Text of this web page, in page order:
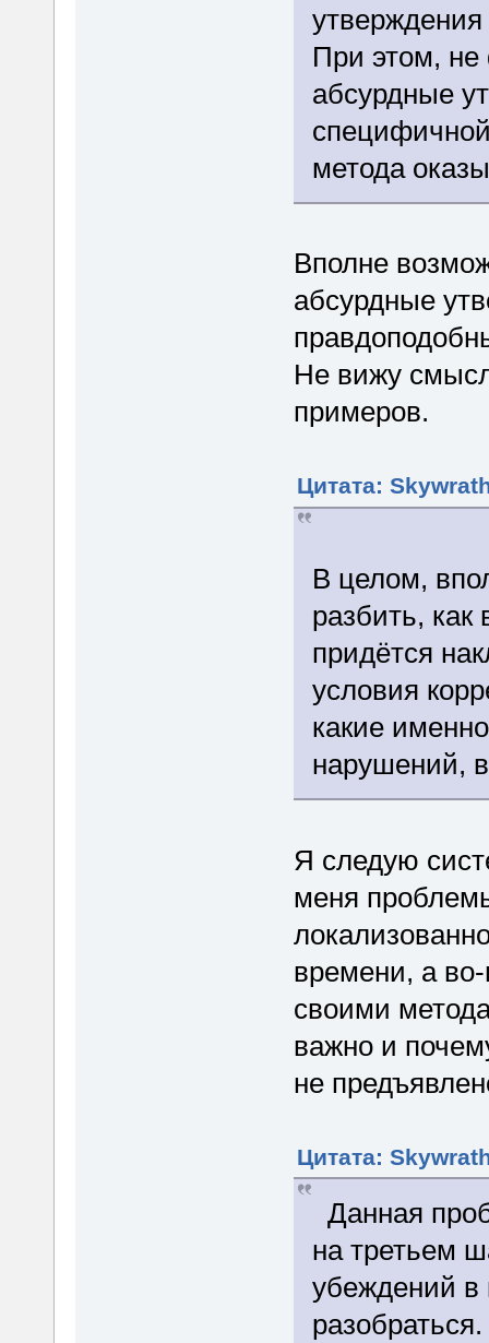
При этом, не
абсурдные
метода
Вполне
абсурдные
Не вижу
примеров.
Цитата:
В целом,
разбить,
придётся
условия
какие
нарушений,
Я следую
меня
времени, а
своими
важно и
не
Цитата:
Данная
на третьем
убеждений в